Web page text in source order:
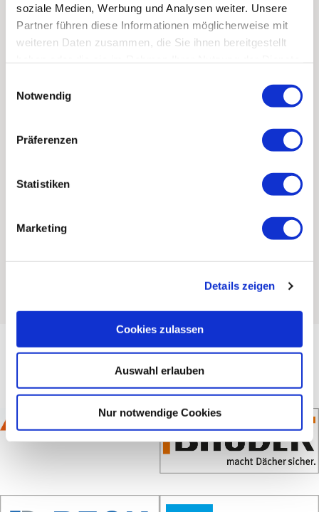
soziale Medien, Werbung und Analysen weiter. Unsere
Partner führen diese Informationen möglicherweise mit
weiteren Daten zusammen, die Sie ihnen bereitgestellt
Notwendig
Präferenzen
Statistiken
Marketing
Details zeigen
Cookies zulassen
Auswahl erlauben
Nur notwendige Cookies
Zimmerei Josef Fliegerbauer
GmbH & Co KG
94501 Aldersbach
Kontaktanfrage
0 km